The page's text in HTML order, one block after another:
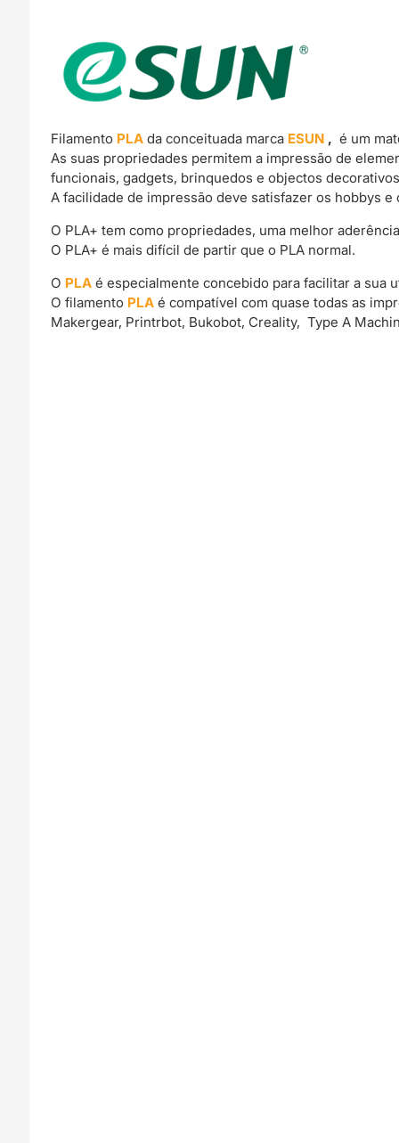
Filamento PLA da conceituada marca ESUN , é um
As suas propriedades permitem a impressão de
funcionais, gadgets, brinquedos e objectos
A facilidade de impressão deve satisfazer os hobbys
O PLA+ tem como propriedades, uma melhor
O PLA+ é mais difícil de partir que o PLA normal.
O PLA é especialmente concebido para facilitar a sua
O filamento PLA é compatível com quase todas as
Makergear, Printrbot, Bukobot, Creality, Type A